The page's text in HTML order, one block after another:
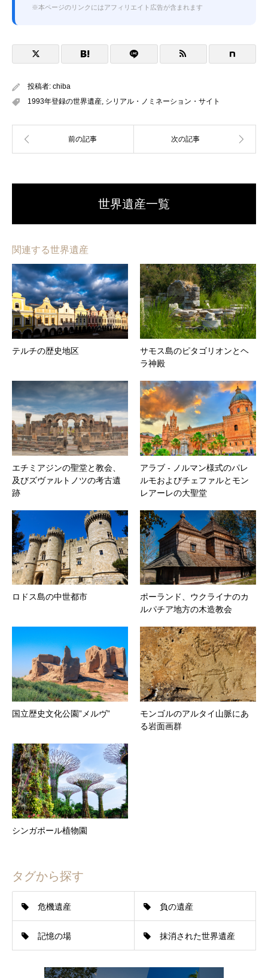
※本ページのリンクにはアフィリエイト広告が含まれます
投稿者: chiba
1993年登録の世界遺産, シリアル・ノミネーション・サイト
世界遺産一覧
関連する世界遺産
テルチの歴史地区
サモス島のピタゴリオンとヘ
ラ神殿
エチミアジンの聖堂と教会、
及びズヴァルトノツの考古遺
跡
アラブ ‐ ノルマン様式のパレ
ルモおよびチェファルとモン
レアーレの大聖堂
ロドス島の中世都市
ポーランド、ウクライナのカ
ルパチア地方の木造教会
国立歴史文化公園”メルヴ”
モンゴルのアルタイ山脈にあ
る岩面画群
シンガポール植物園
タグから探す
危機遺産 負の遺産
記憶の場 抹消された世界遺産